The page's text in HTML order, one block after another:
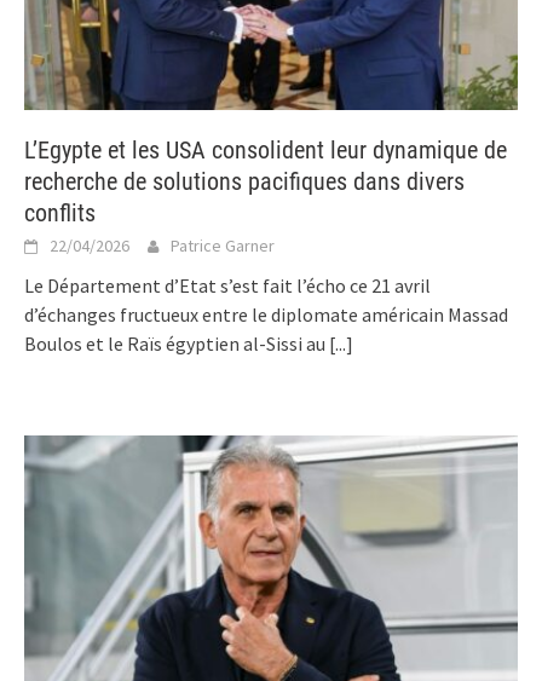
L’Egypte et les USA consolident leur dynamique de
recherche de solutions pacifiques dans divers
conflits
22/04/2026 Patrice Garner
Le Département d’Etat s’est fait l’écho ce 21 avril
d’échanges fructueux entre le diplomate américain Massad
Boulos et le Raïs égyptien al-Sissi au [...]